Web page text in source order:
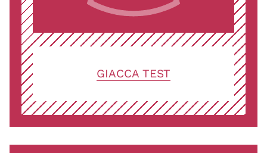
GIACCA TEST